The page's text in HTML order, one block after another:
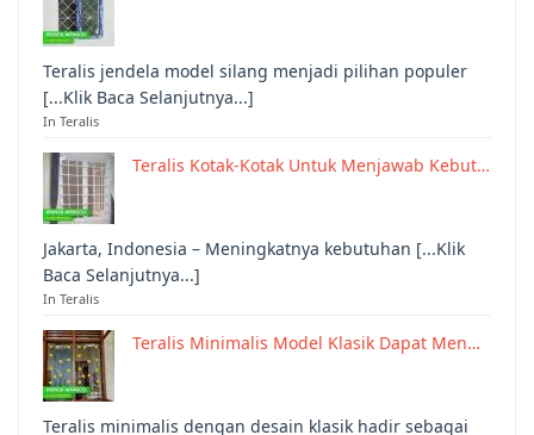
Teralis jendela model silang menjadi pilihan populer
[...Klik Baca Selanjutnya...]
In Teralis
Teralis Kotak-Kotak Untuk Menjawab Kebut…
Jakarta, Indonesia – Meningkatnya kebutuhan [...Klik
Baca Selanjutnya...]
In Teralis
Teralis Minimalis Model Klasik Dapat Men…
Teralis minimalis dengan desain klasik hadir sebagai